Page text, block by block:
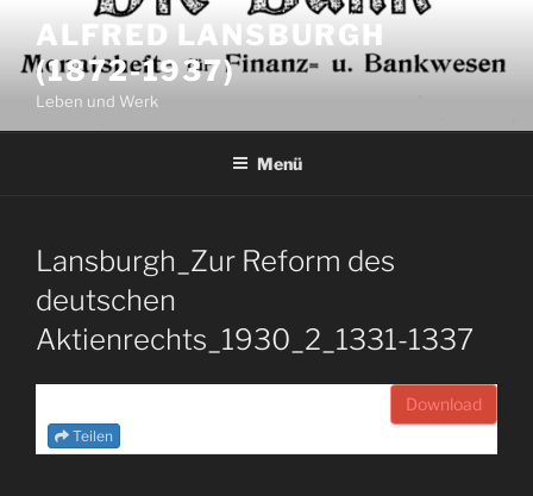
Inhalt
springen
ALFRED LANSBURGH
(1872-1937)
Leben und Werk
Menü
Lansburgh_Zur Reform des
deutschen
Aktienrechts_1930_2_1331-1337
Download
Teilen